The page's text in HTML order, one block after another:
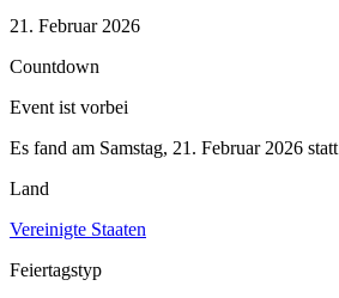
21. Februar 2026
Countdown
Event ist vorbei
Es fand am Samstag, 21. Februar 2026 statt
Land
Vereinigte Staaten
Feiertagstyp